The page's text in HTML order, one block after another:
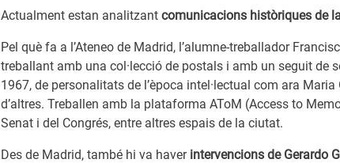
Actualment estan analitzant comunicacions històriques de
Pel què fa a l’Ateneo de Madrid, l’alumne-treballador
treballant amb una col·lecció de postals i amb un seguit de
1967, de personalitats de l’època intel·lectual com ara
d’altres. Treballen amb la plataforma AToM (Access to
Senat i del Congrés, entre altres espais de la ciutat.
Des de Madrid, també hi va haverintervencions de Gerardo